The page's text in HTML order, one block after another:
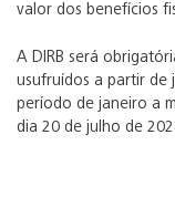
valor dos benefícios
A DIRB será
usufruídos a partir de
período de janeiro a
dia 20 de julho de